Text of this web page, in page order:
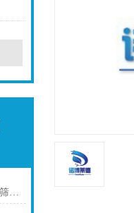
如何用甲醛脱氢酶试剂盒快速筛查食品中甲醛残留？